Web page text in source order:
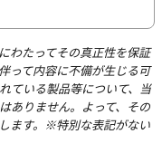
わたってその真正性を保証
って内容に不備が生じる可
ている製品等について、当
ありません。よって、その
ます。※特別な表記がない